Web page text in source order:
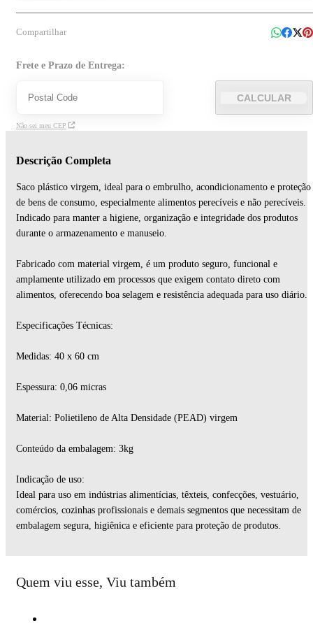
Compartilhar
Frete e Prazo de Entrega:
CALCULAR
Não sei meu CEP
Descrição Completa
Saco plástico virgem, ideal para o embrulho, acondicionamento e proteção
de bens de consumo, especialmente alimentos perecíveis e não perecíveis.
Indicado para manter a higiene, organização e integridade dos produtos
durante o armazenamento e manuseio.
Fabricado com material virgem, é um produto seguro, funcional e
amplamente utilizado em processos que exigem contato direto com
alimentos, oferecendo boa selagem e resistência adequada para uso diário.
Especificações Técnicas:
Medidas: 40 x 60 cm
Espessura: 0,06 micras
Material: Polietileno de Alta Densidade (PEAD) virgem
Conteúdo da embalagem: 3kg
Indicação de uso:
Ideal para uso em indústrias alimentícias, têxteis, confecções, vestuário,
comércios, cozinhas profissionais e demais segmentos que necessitam de
embalagem segura, higiênica e eficiente para proteção de produtos.
Quem viu esse, Viu também